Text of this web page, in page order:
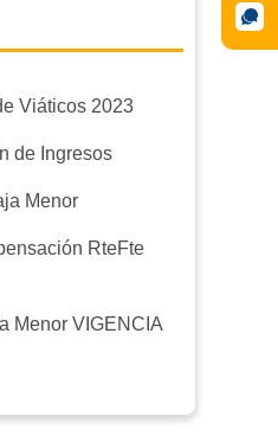
Viáticos 2023
de Ingresos
Menor
RteFte
Menor VIGENCIA